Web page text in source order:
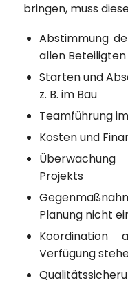
bringen, muss
Abstimmung
allen Beteiligten
Starten und
z. B. im Bau
Teamführung
Kosten und
Projekts
Planung nicht
Koordination
Verfügung